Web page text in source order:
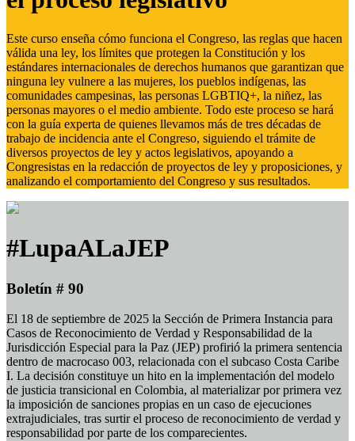
Este curso enseña cómo funciona el Congreso, las reglas que hacen
válida una ley, los límites que protegen la Constitución y los
estándares internacionales de derechos humanos que garantizan que
ninguna ley vulnere a las mujeres, los pueblos indígenas, las
comunidades campesinas, las personas LGBTIQ+, la niñez, las
personas mayores o el medio ambiente. Todo este proceso se hará
con la guía experta de quienes llevamos más de tres décadas de
trabajo de incidencia ante el Congreso, siguiendo el trámite de
diversos proyectos de ley y actos legislativos, apoyando a
Congresistas en la redacción de proyectos de ley y proposiciones, y
analizando el comportamiento del Congreso y sus resultados.
#LupaALaJEP
Boletín # 90
El 18 de septiembre de 2025 la Sección de Primera Instancia para
Casos de Reconocimiento de Verdad y Responsabilidad de la
Jurisdicción Especial para la Paz (JEP) profirió la primera sentencia
dentro de macrocaso 003, relacionada con el subcaso Costa Caribe
I. La decisión constituye un hito en la implementación del modelo
de justicia transicional en Colombia, al materializar por primera vez
la imposición de sanciones propias en un caso de ejecuciones
extrajudiciales, tras surtir el proceso de reconocimiento de verdad y
responsabilidad por parte de los comparecientes.